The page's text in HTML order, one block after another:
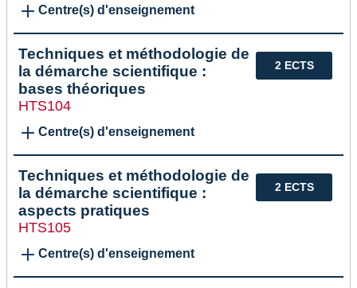
Centre(s) d'enseignement
2 ECTS
Techniques et méthodologie de
la démarche scientifique :
bases théoriques
HTS104
Centre(s) d'enseignement
2 ECTS
Techniques et méthodologie de
la démarche scientifique :
aspects pratiques
HTS105
Centre(s) d'enseignement